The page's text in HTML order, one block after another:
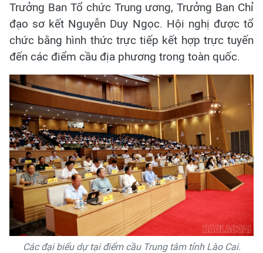
Trưởng Ban Tổ chức Trung ương, Trưởng Ban Chỉ
đạo sơ kết Nguyễn Duy Ngọc. Hội nghị được tổ
chức bằng hình thức trực tiếp kết hợp trực tuyến
đến các điểm cầu địa phương trong toàn quốc.
Các đại biểu dự tại điểm cầu Trung tâm tỉnh Lào Cai.